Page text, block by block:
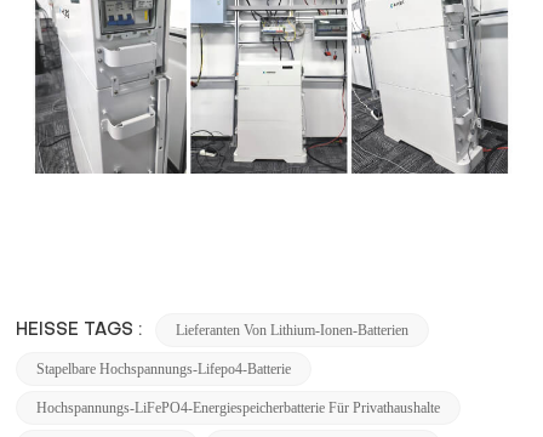
HEISSE TAGS : Lieferanten Von Lithium-Ionen-Batterien
Stapelbare Hochspannungs-Lifepo4-Batterie
Hochspannungs-LiFePO4-Energiespeicherbatterie Für Privathaushalte